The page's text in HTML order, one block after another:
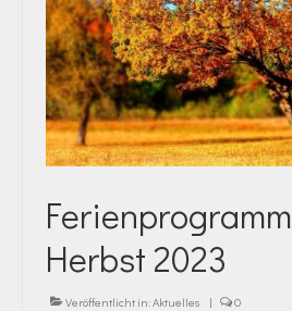
Ferienprogramm
Herbst 2023
Veröffentlicht in:Aktuelles | 0